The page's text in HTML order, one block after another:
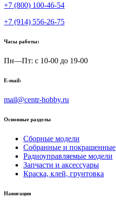
+7 (800) 100-46-54
+7 (914) 556-26-75
Часы работы:
Пн—Пт: с 10-00 до 19-00
E-mail:
mail@centr-hobby.ru
Основные разделы
Сборные модели
Собранные и покрашенные
Радиоуправляемые модели
Запчасти и аксессуары
Краска, клей, грунтовка
Навигация